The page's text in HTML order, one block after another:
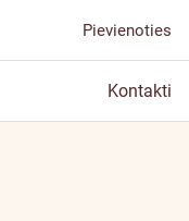
Pievienoties
Kontakti